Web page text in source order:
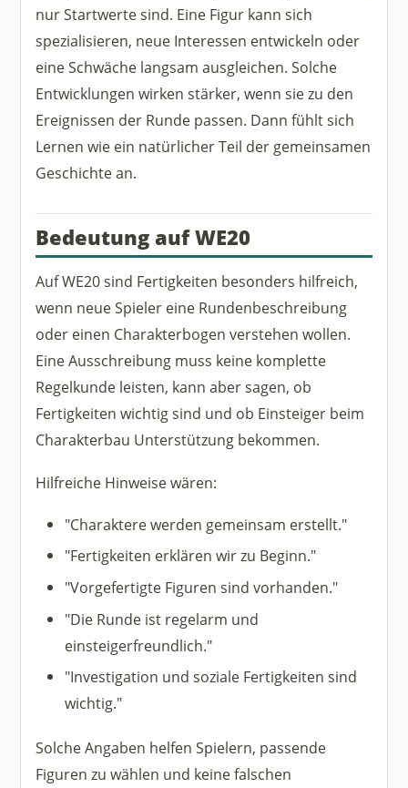
nur Startwerte sind. Eine Figur kann sich
spezialisieren, neue Interessen entwickeln oder
eine Schwäche langsam ausgleichen. Solche
Entwicklungen wirken stärker, wenn sie zu den
Ereignissen der Runde passen. Dann fühlt sich
Lernen wie ein natürlicher Teil der gemeinsamen
Geschichte an.
Bedeutung auf WE20
Auf WE20 sind Fertigkeiten besonders hilfreich,
wenn neue Spieler eine Rundenbeschreibung
oder einen Charakterbogen verstehen wollen.
Eine Ausschreibung muss keine komplette
Regelkunde leisten, kann aber sagen, ob
Fertigkeiten wichtig sind und ob Einsteiger beim
Charakterbau Unterstützung bekommen.
Hilfreiche Hinweise wären:
"Charaktere werden gemeinsam erstellt."
"Fertigkeiten erklären wir zu Beginn."
"Vorgefertigte Figuren sind vorhanden."
"Die Runde ist regelarm und
einsteigerfreundlich."
"Investigation und soziale Fertigkeiten sind
wichtig."
Solche Angaben helfen Spielern, passende
Figuren zu wählen und keine falschen